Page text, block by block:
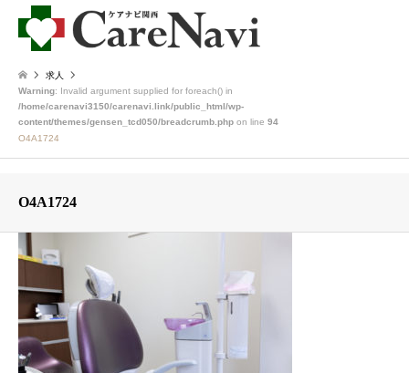
求人
Warning: Invalid argument supplied for foreach() in
/home/carenavi3150/carenavi.link/public_html/wp-
content/themes/gensen_tcd050/breadcrumb.php on line 94
O4A1724
O4A1724